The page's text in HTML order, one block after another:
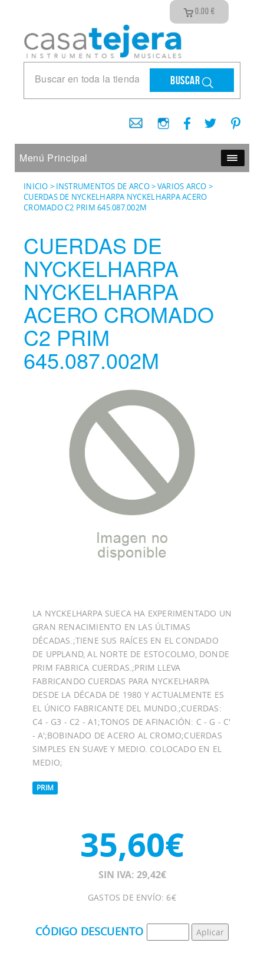
0,00 €
Buscar
Menú Principal
INICIO > INSTRUMENTOS DE ARCO>VARIOS ARCO >
CUERDAS DE NYCKELHARPA NYCKELHARPA ACERO
CROMADO C2 PRIM 645.087.002M
CUERDAS DE
NYCKELHARPA
NYCKELHARPA
ACERO CROMADO
C2 PRIM
645.087.002M
LA NYCKELHARPA SUECA HA EXPERIMENTADO UN
GRAN RENACIMIENTO EN LAS ÚLTIMAS
DÉCADAS.;TIENE SUS RAÍCES EN EL CONDADO
DE UPPLAND, AL NORTE DE ESTOCOLMO, DONDE
PRIM FABRICA CUERDAS.;PRIM LLEVA
FABRICANDO CUERDAS PARA NYCKELHARPA
DESDE LA DÉCADA DE 1980 Y ACTUALMENTE ES
EL ÚNICO FABRICANTE DEL MUNDO.;CUERDAS:
C4 - G3 - C2 - A1;TONOS DE AFINACIÓN: C - G - C'
- A';BOBINADO DE ACERO AL CROMO;CUERDAS
SIMPLES EN SUAVE Y MEDIO. COLOCADO EN EL
MEDIO;
PRIM
35,60€
SIN IVA: 29,42€
GASTOS DE ENVÍO: 6€
CÓDIGO DESCUENTO